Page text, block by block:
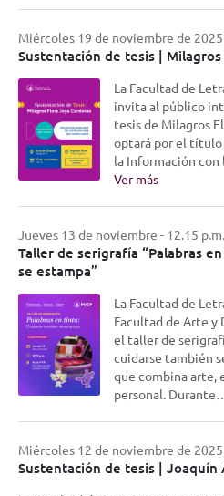
Miércoles 19 de noviembre de 2025
Sustentación de tesis |
La Facultad de
invita al público
tesis de Milagros
optará por el título
la Información
Ver más
Jueves 13 de noviembre - 12.15 p.m.
Taller de serigrafía “Palabras
se estampa”
La Facultad de
Facultad de Arte y
el taller de
cuidarse también
que combina arte,
personal.
Miércoles 12 de noviembre de 2025
Sustentación de tesis | Joaquín